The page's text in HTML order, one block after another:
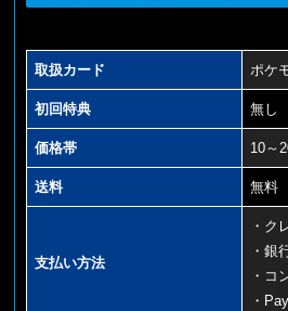
取扱カード ポケ
初回特典 無し
価格帯 10～
送料 無料
支払い方法
・ク
・銀
・コ
・